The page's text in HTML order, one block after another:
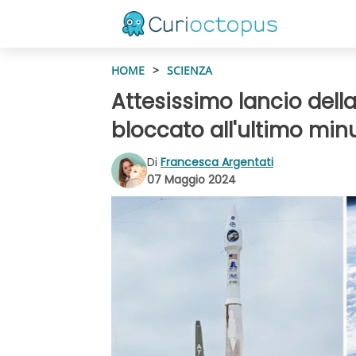
HOME > SCIENZA
Attesissimo lancio
bloccato all'ultimo
Di Francesca Argentati
07 Maggio 2024